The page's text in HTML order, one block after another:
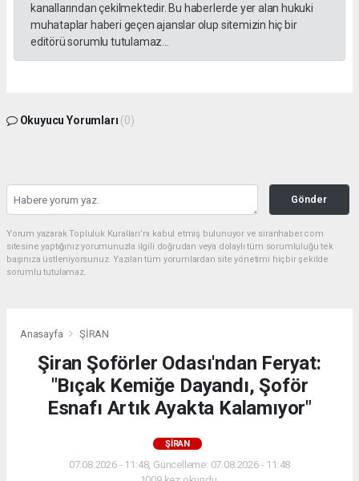
kanallarından çekilmektedir. Bu haberlerde yer alan hukuki
muhataplar haberi geçen ajanslar olup sitemizin hiç bir
editörü sorumlu tutulamaz...
Okuyucu Yorumları (0)
Gönder
Yorum yazarak Topluluk Kuralları’nı kabul etmiş bulunuyor ve siranhaber.com
sitesine yaptığınız yorumunuzla ilgili doğrudan veya dolaylı tüm sorumluluğu tek
başınıza üstleniyorsunuz. Yazılan tüm yorumlardan site yönetimi hiçbir şekilde
sorumlu tutulamaz.
Anasayfa ŞİRAN
Şiran Şoförler Odası'ndan Feryat:
"Bıçak Kemiğe Dayandı, Şoför
Esnafı Artık Ayakta Kalamıyor"
ŞİRAN
07.08.2026 - 11:48, Güncelleme: 07.08.2026 - 11:48